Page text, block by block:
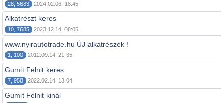
28, 5683 2024.02.06. 18:45
Alkatrészt keres
10, 7685 2023.12.14. 08:05
www.nyirautotrade.hu ÚJ alkatrészek !
1, 100 2012.09.14. 21:35
Gumit Felnit keres
7, 958 2022.02.14. 13:04
Gumit Felnit kinál